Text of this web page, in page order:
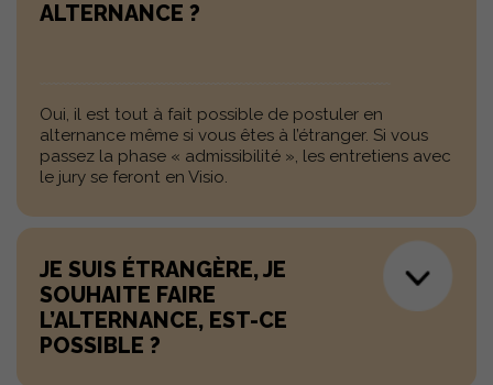
ALTERNANCE ?
Oui, il est tout à fait possible de postuler en
alternance même si vous êtes à l’étranger. Si vous
passez la phase « admissibilité », les entretiens avec
le jury se feront en Visio.
JE SUIS ÉTRANGÈRE, JE
SOUHAITE FAIRE
L’ALTERNANCE, EST-CE
POSSIBLE ?